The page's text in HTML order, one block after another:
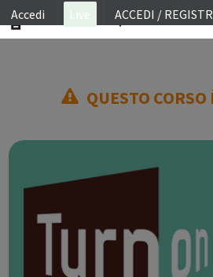
Accedi Live ACCEDI /
WEBINAR
CONTATTI
ACCOUNT
QUESTO CORSO